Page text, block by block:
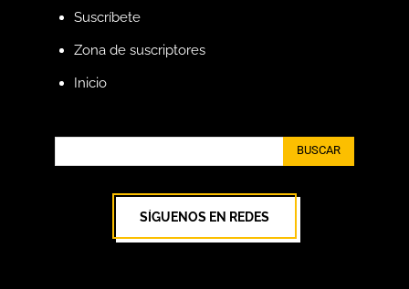
Suscríbete
Zona de suscriptores
Inicio
BUSCAR
SÍGUENOS EN REDES